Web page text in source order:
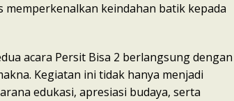
memperkenalkan keindahan batik kepada
acara Persit Bisa 2 berlangsung dengan
Kegiatan ini tidak hanya menjadi
edukasi, apresiasi budaya, serta